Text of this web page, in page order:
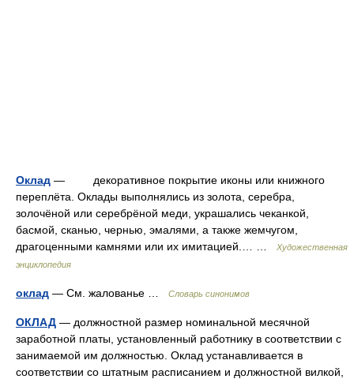
Оклад — декоративное покрытие иконы или книжного
переплёта. Оклады выполнялись из золота, серебра,
золочёной или серебрёной меди, украшались чеканкой,
басмой, сканью, чернью, эмалями, а также жемчугом,
драгоценными камнями или их имитацией.… …
Художественная
энциклопедия
оклад — См. жалованье … Словарь синонимов
ОКЛАД — должностной размер номинальной месячной
заработной платы, установленный работнику в соответствии с
занимаемой им должностью. Оклад устанавливается в
соответствии со штатным расписанием и должностной вилкой,